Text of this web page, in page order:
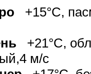
+15°C,
+21°C,
м/с